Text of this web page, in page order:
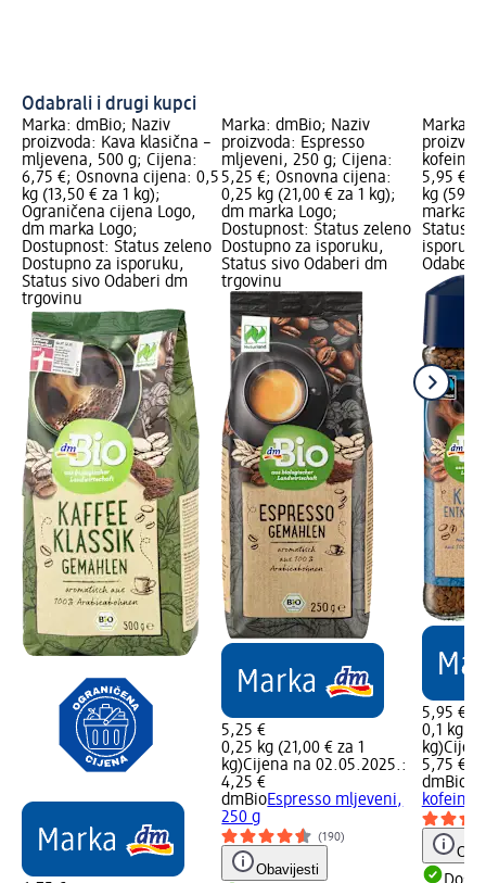
Odabrali i drugi kupci
Marka: dmBio; Naziv
proizvoda: Kava klasična –
mljevena, 500 g; Cijena:
6,75 €; Osnovna cijena: 0,5
kg (13,50 € za 1 kg);
Ograničena cijena Logo,
dm marka Logo;
Dostupnost: Status zeleno
Dostupno za isporuku,
Status sivo Odaberi dm
trgovinu
Marka: dmBio; Naziv
proizvoda: Espresso
mljeveni, 250 g; Cijena:
5,25 €; Osnovna cijena:
0,25 kg (21,00 € za 1 kg);
dm marka Logo;
Dostupnost: Status zeleno
Dostupno za isporuku,
Status sivo Odaberi dm
trgovinu
5,25 €
0,25 kg (21,00 € za 1
kg)Cijena na 02.05.2025.:
4,25 €
dmBioEspresso mljeveni,
250 g
(190)
Obavijesti
Marka:
kofeina,
5,95 €;
kg
marka
Status
Odaberi
5,95 €
0,1 kg
kg)
5,75 €
dmBio
kofeina,